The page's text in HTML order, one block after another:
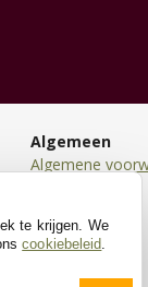
Algemeen
Algemene
Cookies
te krijgen. We
cookiebeleid